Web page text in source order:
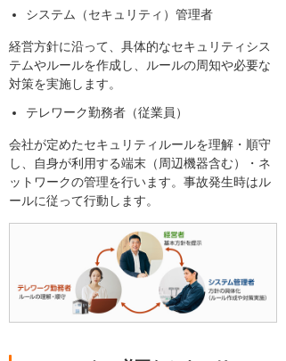
システム（セキュリティ）管理者
経営方針に沿って、具体的なセキュリティシス
テムやルールを作成し、ルールの周知や必要な
対策を実施します。
テレワーク勤務者（従業員）
会社が定めたセキュリティルールを理解・順守
し、自身が利用する端末（周辺機器含む）・ネ
ットワークの管理を行います。事故発生時はル
ールに従って行動します。